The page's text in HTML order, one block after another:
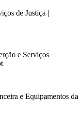
de Justiça |
e Serviços
e Equipamentos da